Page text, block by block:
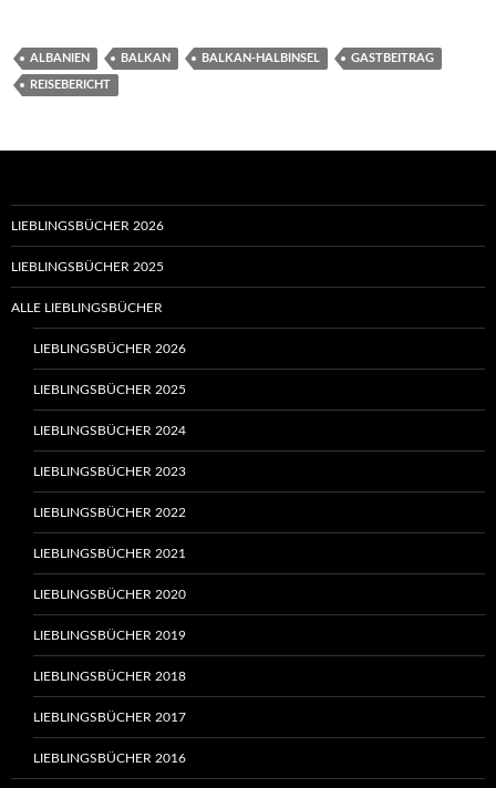
ALBANIEN BALKAN BALKAN-HALBINSEL GASTBEITRAG
REISEBERICHT
LIEBLINGSBÜCHER 2026
LIEBLINGSBÜCHER 2025
ALLE LIEBLINGSBÜCHER
LIEBLINGSBÜCHER 2026
LIEBLINGSBÜCHER 2025
LIEBLINGSBÜCHER 2024
LIEBLINGSBÜCHER 2023
LIEBLINGSBÜCHER 2022
LIEBLINGSBÜCHER 2021
LIEBLINGSBÜCHER 2020
LIEBLINGSBÜCHER 2019
LIEBLINGSBÜCHER 2018
LIEBLINGSBÜCHER 2017
LIEBLINGSBÜCHER 2016